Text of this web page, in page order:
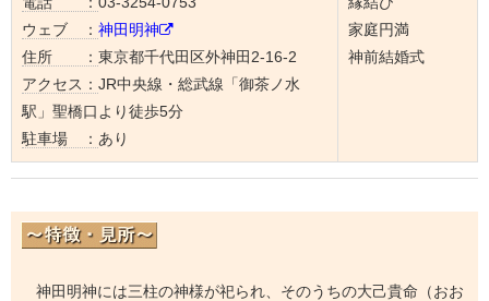
ウェブ ： 神田明神
住所 ： 東京都千代田区外神田2-16-2
アクセス： JR中央線・総武線「御茶ノ水
駅」聖橋口より徒歩5分
駐車場 ： あり
家庭円満
神前結婚式
神田明神には三柱の神様が祀られ、そのうちの大己貴命（おお